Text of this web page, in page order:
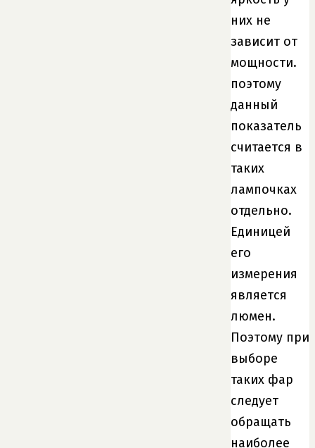
них не
зависит от
мощности.
поэтому
данный
показатель
считается в
таких
лампочках
отдельно.
Единицей
его
измерения
является
люмен.
Поэтому при
выборе
таких фар
следует
обращать
наиболее